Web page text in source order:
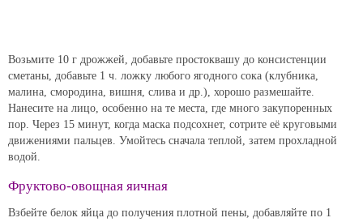
Возьмите 10 г дрожжей, добавьте простоквашу до консистенции
сметаны, добавьте 1 ч. ложку любого ягодного сока (клубника,
малина, смородина, вишня, слива и др.), хорошо размешайте.
Нанесите на лицо, особенно на те места, где много закупоренных
пор. Через 15 минут, когда маска подсохнет, сотрите её круговыми
движениями пальцев. Умойтесь сначала теплой, затем прохладной
водой.
Фруктово-овощная яичная
Взбейте белок яйца до получения плотной пены, добавляйте по 1